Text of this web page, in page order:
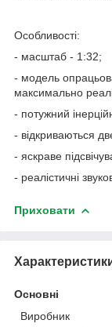
Особливості:
- масштаб - 1:32;
- модель
максимально
- потужний
- відкриваються
- яскраве
- реалістичні
Приховати
Основні
Виробник